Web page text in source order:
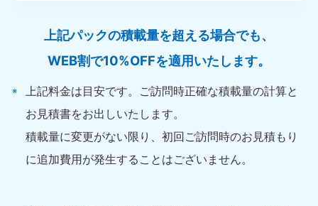
上記パックの積載量を超える場合でも、
WEB割で10%OFFを適用いたします。
上記料金は目安です。ご訪問時正確な積載量の計算と
お見積書をお出しいたします。
積載量に変更がない限り、初回ご訪問時のお見積もり
に追加費用が発生することはございません。